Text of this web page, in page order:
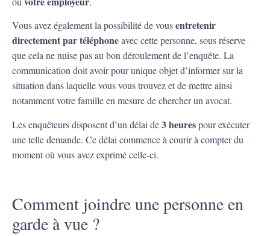
Vous avez également la possibilité de vousentretenir
directement par téléphoneavec cette personne, sous réserve
que cela ne nuise pas au bon déroulement de l’enquête. La
communication doit avoir pour unique objet d’informer sur la
situation dans laquelle vous vous trouvez et de mettre ainsi
notamment votre famille en mesure de chercher un avocat.
Les enquêteurs disposent d’un délai de3 heurespour exécuter
une telle demande. Ce délai commence à courir à compter du
moment où vous avez exprimé celle-ci.
Comment joindre une personne en
garde à vue ?